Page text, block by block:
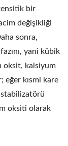
bir
değişikliği
sonra,
yani kübik
oksit, kalsiyum
kısmi kare
oksiti olarak